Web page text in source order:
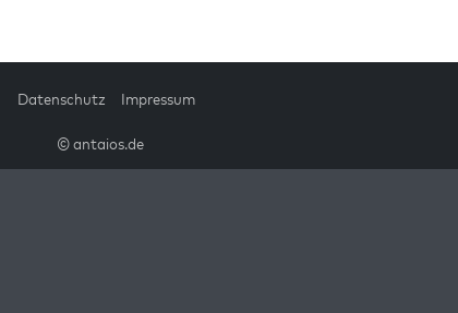
Datenschutz Impressum
© antaios.de